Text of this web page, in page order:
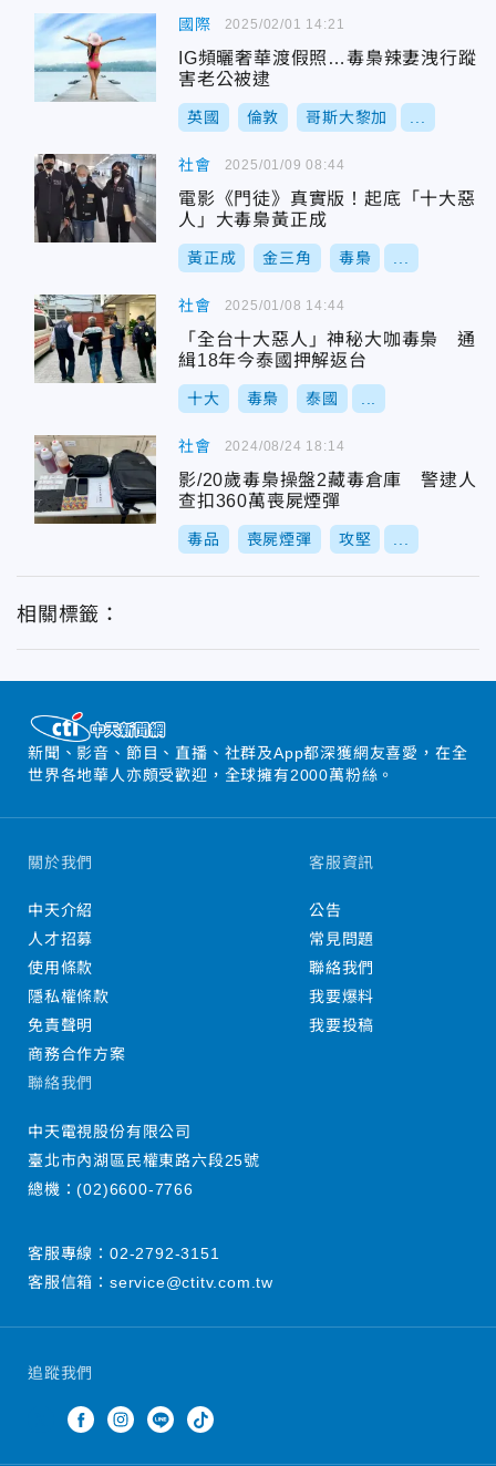
國際
IG頻曬奢華渡假照…毒梟辣妻洩行蹤
害老公被逮
英國 倫敦 哥斯大黎加
2025/02/01 14:21
社會
電影《門徒》真實版！起底「十大惡
人」大毒梟黃正成
黃正成 金三角 毒梟
2025/01/09 08:44
社會
「全台十大惡人」神秘大咖毒梟 通
緝18年今泰國押解返台
十大 毒梟 泰國
2025/01/08 14:44
社會
影/20歲毒梟操盤2藏毒倉庫 警逮人
查扣360萬喪屍煙彈
毒品 喪屍煙彈 攻堅
2024/08/24 18:14
相關標籤：
新聞、影音、節目、直播、社群及App都深獲網友喜愛，在全
世界各地華人亦頗受歡迎，全球擁有2000萬粉絲。
追蹤我們
關於我們
中天介紹
人才招募
使用條款
隱私權條款
免責聲明
商務合作方案
客服資訊
公告
常見問題
聯絡我們
我要爆料
我要投稿
聯絡我們
中天電視股份有限公司
臺北市內湖區民權東路六段25號
總機：(02)6600-7766
客服專線： 02-2792-3151
客服信箱： service@ctitv.com.tw